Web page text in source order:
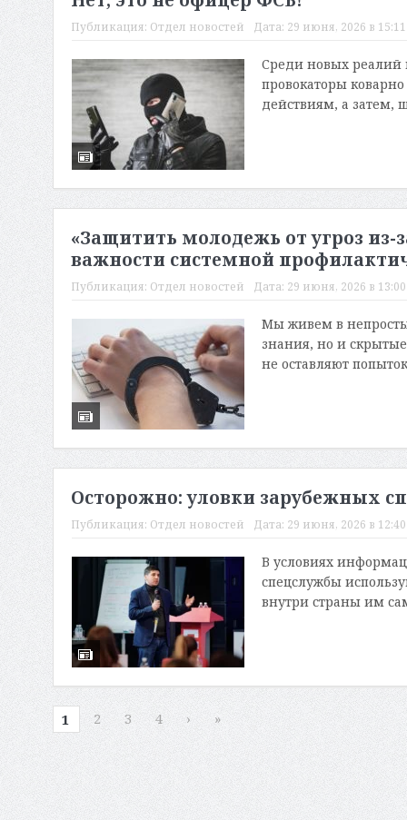
Публикация: Отдел новостей Дата: 29 июня, 2026 в 15:11
Среди новых реалий
провокаторы
действиям, а затем,
«Защитить молодежь от угроз из-
важности системной
Публикация: Отдел новостей Дата: 29 июня, 2026 в 13:00
Мы живем в
знания, но и
не оставляют
Осторожно: уловки зарубежных
Публикация: Отдел новостей Дата: 29 июня, 2026 в 12:40
В условиях
спецслужбы
внутри страны им
1 2 3 4 › »